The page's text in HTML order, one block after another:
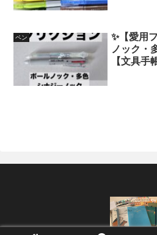
ペン
✨【愛用
ノック・
【文具手